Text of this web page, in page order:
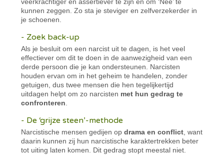
kunnen zeggen. Zo sta je steviger en zelfverzekerder in
je schoenen.
- Zoek back-up
Als je besluit om een narcist uit te dagen, is het veel
effectiever om dit te doen in de aanwezigheid van een
derde persoon die je kan ondersteunen. Narcisten
houden ervan om in het geheim te handelen, zonder
getuigen, dus twee mensen die hen tegelijkertijd
uitdagen helpt om zo narcisten met hun gedrag te
confronteren
- De ‘grijze steen’-methode
Narcistische mensen gedijen opdrama en conflict , want
daarin kunnen zij hun narcistische karaktertrekken beter
tot uiting laten komen. Dit gedrag stopt meestal niet.